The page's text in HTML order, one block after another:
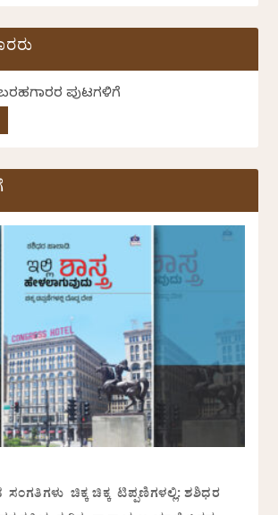
ಪುಟಗಳಿಗೆ
ಸಂಗತಿಗಳು ಚಿಕ್ಕ ಚಿಕ್ಕ ಟಿಪ್ಪಣಿಗಳಲ್ಲಿ: ಶಶಿಧರ